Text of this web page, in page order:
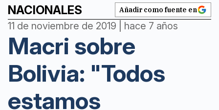
NACIONALES Añadir como fuente en
11 de noviembre de 2019 | hace 7 años
Macri sobre
Bolivia: "Todos
estamos